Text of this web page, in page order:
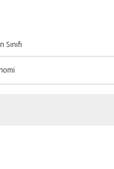
Sınıfı
Sınıfı option Ekonomi Selected